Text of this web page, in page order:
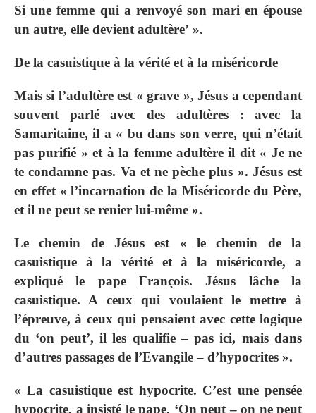
Si une femme qui a renvoyé son mari en épouse
un autre, elle devient adultère’ ».
De la casuistique à la vérité et à la miséricorde
Mais si l’adultère est « grave », Jésus a cependant
souvent parlé avec des adultères : avec la
Samaritaine, il a « bu dans son verre, qui n’était
pas purifié » et à la femme adultère il dit « Je ne
te condamne pas. Va et ne pèche plus ». Jésus est
en effet « l’incarnation de la Miséricorde du Père,
et il ne peut se renier lui-même ».
Le chemin de Jésus est « le chemin de la
casuistique à la vérité et à la miséricorde, a
expliqué le pape François. Jésus lâche la
casuistique. A ceux qui voulaient le mettre à
l’épreuve, à ceux qui pensaient avec cette logique
du ‘on peut’, il les qualifie – pas ici, mais dans
d’autres passages de l’Evangile – d’hypocrites ».
« La casuistique est hypocrite. C’est une pensée
hypocrite, a insisté le pape. ‘On peut – on ne peut